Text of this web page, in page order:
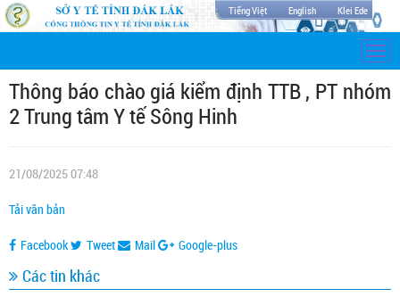
Tiếng Việt English Klei Ede
Thông báo chào giá kiểm định TTB , PT nhóm
2 Trung tâm Y tế Sông Hinh
21/08/2025 07:48
Tải văn bản
Facebook Tweet Mail Google-plus
Các tin khác